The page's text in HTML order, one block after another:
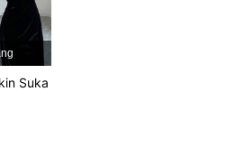
3M
3M
Suka